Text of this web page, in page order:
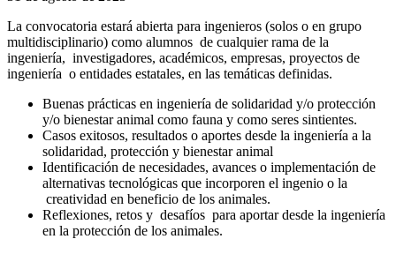
La convocatoria estará abierta para ingenieros (solos o en grupo
multidisciplinario) como alumnos de cualquier rama de la
ingeniería, investigadores, académicos, empresas, proyectos de
ingeniería o entidades estatales, en las temáticas definidas.
Buenas prácticas en ingeniería de solidaridad y/o protección
y/o bienestar animal como fauna y como seres sintientes.
Casos exitosos, resultados o aportes desde la ingeniería a la
solidaridad, protección y bienestar animal
Identificación de necesidades, avances o implementación de
alternativas tecnológicas que incorporen el ingenio o la
creatividad en beneficio de los animales.
Reflexiones, retos y desafíos para aportar desde la ingeniería
en la protección de los animales.